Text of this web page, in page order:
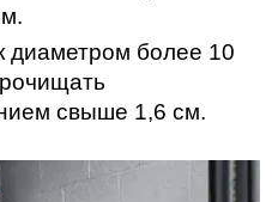
диаметром более 10
свыше 1,6 см.